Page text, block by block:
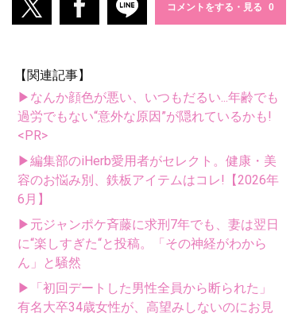
コメントをする・見る
【関連記事】
▶なんか顔色が悪い、いつもだるい...年齢でも
過労でもない“意外な原因”が隠れているかも!
<PR>
▶編集部のiHerb愛用者がセレクト。健康・美
容のお悩み別、鉄板アイテムはコレ!【2026年
6月】
▶元ジャンポケ斉藤に求刑7年でも、妻は翌日
に“楽しすぎた“と投稿。「その神経がわから
ん」と騒然
▶「初回デートした男性全員から断られた」
有名大卒34歳女性が、高望みしないのにお見